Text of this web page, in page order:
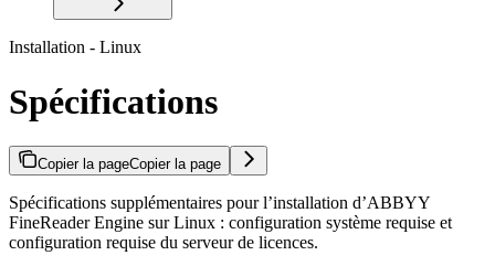
Installation - Linux
Spécifications
Copier la pageCopier la page
Spécifications supplémentaires pour l’installation d’ABBYY
FineReader Engine sur Linux : configuration système requise et
configuration requise du serveur de licences.